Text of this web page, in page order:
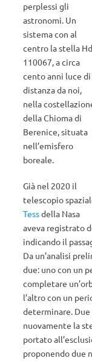
perplessi gli
astronomi. Un
sistema con al
centro la stella Hd
110067, a circa
cento anni luce di
distanza da noi,
nella
della Chioma di
Berenice, situata
nell’emisfero
boreale.
Già nel 2020 il
telescopio
Tessdella Nasa
aveva registrato
indicando il
Da un’analisi
due: uno con un
completare
l’altro con un
determinare. Due
nuovamente la
portato
proponendo due